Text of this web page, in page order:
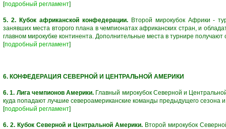
[подробный регламент]
5. 2. Кубок африканской конфедерации.Второй мирокубок Африки -
занявших места второго плана в чемпионатах африканских стран, и
главном мирокубке континента. Дополнительные места в турнире
[подробный регламент]
6. КОНФЕДЕРАЦИЯ СЕВЕРНОЙ И ЦЕНТРАЛЬНОЙ АМЕРИКИ
6. 1. Лига чемпионов Америки. Главный мирокубок Северной и
куда попадают лучшие североамериканские команды предыдущего сезона
[подробный регламент]
6. 2. Кубок Северной и Центральной Америки. Второй мирокубок